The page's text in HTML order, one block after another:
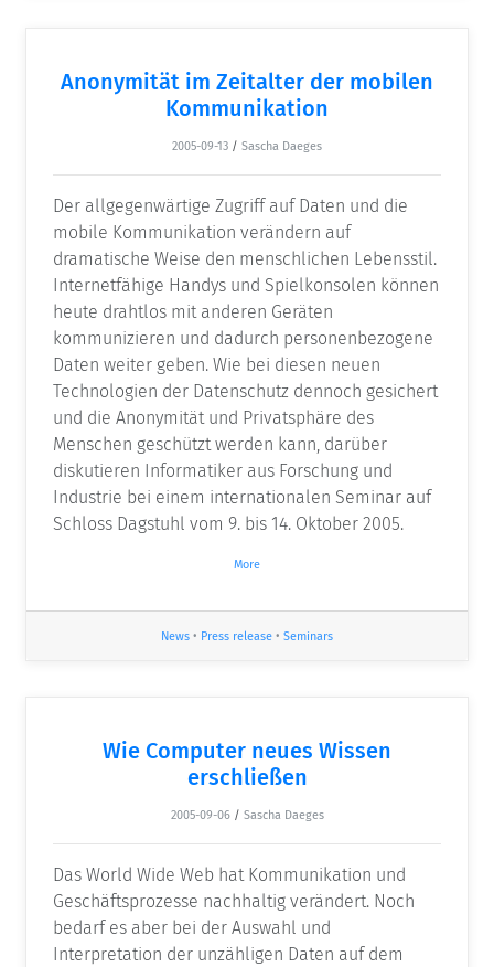
Anonymität im Zeitalter der mobilen
Kommunikation
2005-09-13 / Sascha Daeges
Der allgegenwärtige Zugriff auf Daten und die
mobile Kommunikation verändern auf
dramatische Weise den menschlichen Lebensstil.
Internetfähige Handys und Spielkonsolen können
heute drahtlos mit anderen Geräten
kommunizieren und dadurch personenbezogene
Daten weiter geben. Wie bei diesen neuen
Technologien der Datenschutz dennoch gesichert
und die Anonymität und Privatsphäre des
Menschen geschützt werden kann, darüber
diskutieren Informatiker aus Forschung und
Industrie bei einem internationalen Seminar auf
Schloss Dagstuhl vom 9. bis 14. Oktober 2005.
More
News • Press release • Seminars
Wie Computer neues Wissen
erschließen
2005-09-06 / Sascha Daeges
Das World Wide Web hat Kommunikation und
Geschäftsprozesse nachhaltig verändert. Noch
bedarf es aber bei der Auswahl und
Interpretation der unzähligen Daten auf dem